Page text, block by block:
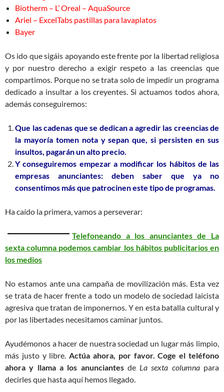
Biotherm – L’ Oreal – AquaSource
Ariel – ExcelTabs pastillas para lavaplatos
Bayer
Os ido que sigáis apoyando este frente por la libertad religiosa
y por nuestro derecho a exigir respeto a las creencias que
compartimos. Porque no se trata solo de impedir un programa
dedicado a insultar a los creyentes. Si actuamos todos ahora,
además conseguiremos:
Que las cadenas que se dedican a agredir las creencias de
la mayoría tomen nota y sepan que, si persisten en sus
insultos, pagarán un alto precio.
Y conseguiremos empezar a modificar los hábitos de las
empresas anunciantes: deben saber que ya no
consentimos más que patrocinen este tipo de programas.
Ha caído la primera, vamos a perseverar:
Telefoneando a los anunciantes de La
sexta columna podemos cambiar los hábitos publicitarios en
los medios
No estamos ante una campaña de movilización más. Esta vez
se trata de hacer frente a todo un modelo de sociedad laicista
agresiva que tratan de imponernos. Y en esta batalla cultural y
por las libertades necesitamos caminar juntos.
Ayudémonos a hacer de nuestra sociedad un lugar más limpio,
más justo y libre.Actúa ahora, por favor. Coge el teléfono
ahora y llama a los anunciantesde La sexta columnapara
decirles que hasta aquí hemos llegado.